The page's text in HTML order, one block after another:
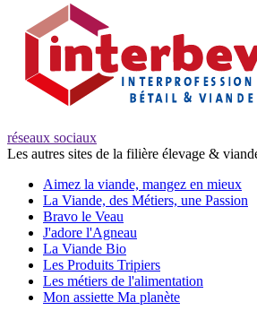
réseaux sociaux
Les autres sites de la filière élevage &
Aimez la viande, mangez en mieux
La Viande, des Métiers, une Passion
Bravo le Veau
J'adore l'Agneau
La Viande Bio
Les Produits Tripiers
Les métiers de l'alimentation
Mon assiette Ma planète